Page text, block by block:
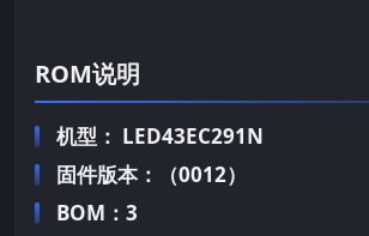
ROM说明
机型： LED43EC291N
固件版本：（0012）
BOM：3